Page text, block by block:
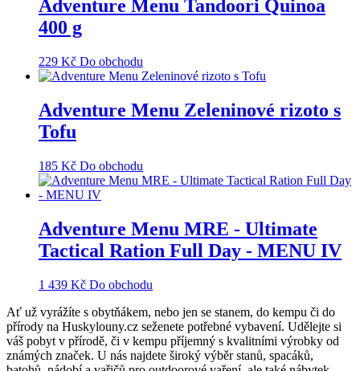
Adventure Menu Tandoori Quinoa
400 g
229 Kč Do obchodu
Adventure Menu Zeleninové rizoto s
Tofu
185 Kč Do obchodu
Adventure Menu MRE - Ultimate
Tactical Ration Full Day - MENU IV
1 439 Kč Do obchodu
Ať už vyrážíte s obytňákem, nebo jen se stanem, do kempu či do
přírody na Huskylouny.cz seženete potřebné vybavení. Udělejte si
váš pobyt v přírodě, či v kempu příjemný s kvalitními výrobky od
známých značek. U nás najdete široký výběr stanů, spacáků,